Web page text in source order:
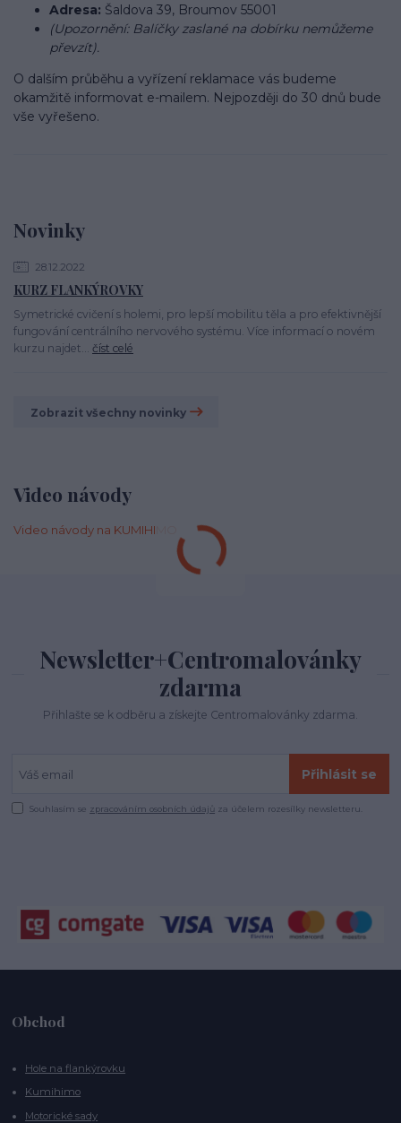
Novinky
28.12.2022
KURZ FLANKÝROVKY
Symetrické cvičení s holemi, pro lepší mobilitu těla a pro efektivnější
fungování centrálního nervového systému. Více informací o novém
kurzu najdet... číst celé
Zobrazit všechny novinky
Video návody
Video návody na KUMIHIMO
Adresa: Šaldova 39, Broumov 55001
(Upozornění: Balíčky zaslané na dobírku nemůžeme
převzít).
O dalším průběhu a vyřízení reklamace vás budeme
okamžitě informovat e-mailem. Nejpozději do 30 dnů bude
vše vyřešeno.
Newsletter+Centromalovánky
zdarma
Přihlašte se k odběru a získejte Centromalovánky zdarma.
Přihlásit se
Souhlasím se zpracováním osobních údajů za účelem rozesílky newsletteru.
Obchod
Hole na flankýrovku
Kumihimo
Motorické sady